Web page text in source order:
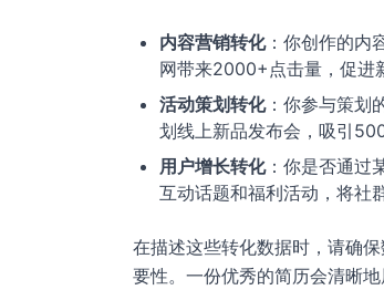
内容营销转化：你创作的内
网带来2000+点击量，促进
活动策划转化：你参与策划
划线上新品发布会，吸引
用户增长转化：你是否通过
互动话题和福利活动，将社
在描述这些转化数据时，请确
要性。一份优秀的简历会清晰